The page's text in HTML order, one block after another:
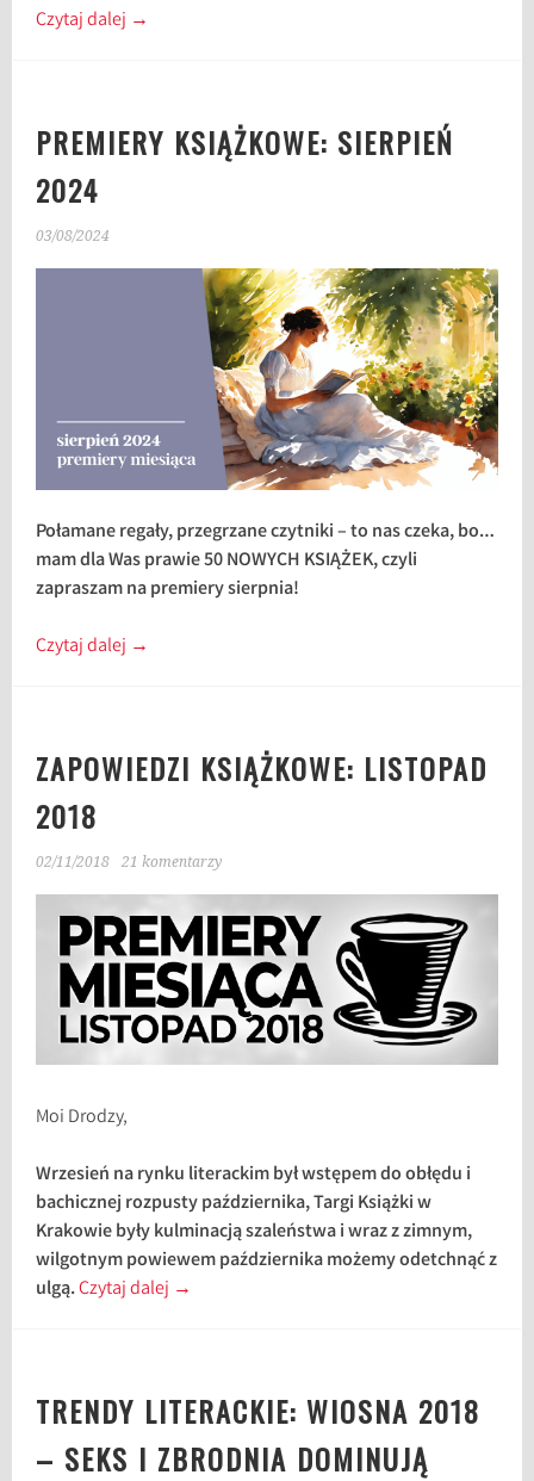
Czytaj dalej →
PREMIERY KSIĄŻKOWE: SIERPIEŃ
2024
03/08/2024
Połamane regały, przegrzane czytniki – to nas czeka, bo…
mam dla Was prawie 50 NOWYCH KSIĄŻEK, czyli
zapraszam na premiery sierpnia!
Czytaj dalej →
ZAPOWIEDZI KSIĄŻKOWE: LISTOPAD
2018
02/11/2018 21 komentarzy
Moi Drodzy,
Wrzesień na rynku literackim był wstępem do obłędu i
bachicznej rozpusty października, Targi Książki w
Krakowie były kulminacją szaleństwa i wraz z zimnym,
wilgotnym powiewem października możemy odetchnąć z
ulgą.Czytaj dalej →
TRENDY LITERACKIE: WIOSNA 2018
– SEKS I ZBRODNIA DOMINUJĄ